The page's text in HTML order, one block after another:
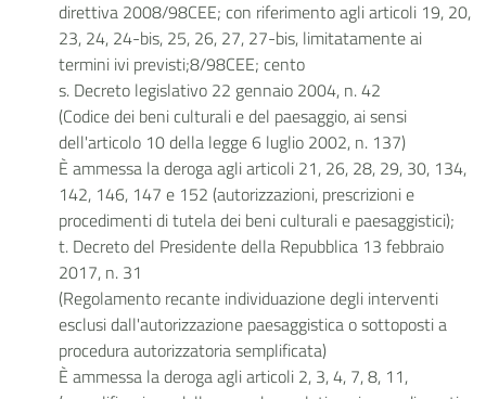
direttiva 2008/98CEE; con riferimento agli articoli 19, 20,
23, 24, 24-bis, 25, 26, 27, 27-bis, limitatamente ai
termini ivi previsti;8/98CEE; cento
s. Decreto legislativo 22 gennaio 2004, n. 42
(Codice dei beni culturali e del paesaggio, ai sensi
dell'articolo 10 della legge 6 luglio 2002, n. 137)
È ammessa la deroga agli articoli 21, 26, 28, 29, 30, 134,
142, 146, 147 e 152 (autorizzazioni, prescrizioni e
procedimenti di tutela dei beni culturali e paesaggistici);
t. Decreto del Presidente della Repubblica 13 febbraio
2017, n. 31
(Regolamento recante individuazione degli interventi
esclusi dall'autorizzazione paesaggistica o sottoposti a
procedura autorizzatoria semplificata)
È ammessa la deroga agli articoli 2, 3, 4, 7, 8, 11,